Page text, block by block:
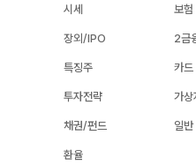
시세
장외/IPO
특징주
투자전략
채권/펀드
환율
보험
2금
카드
가
일반